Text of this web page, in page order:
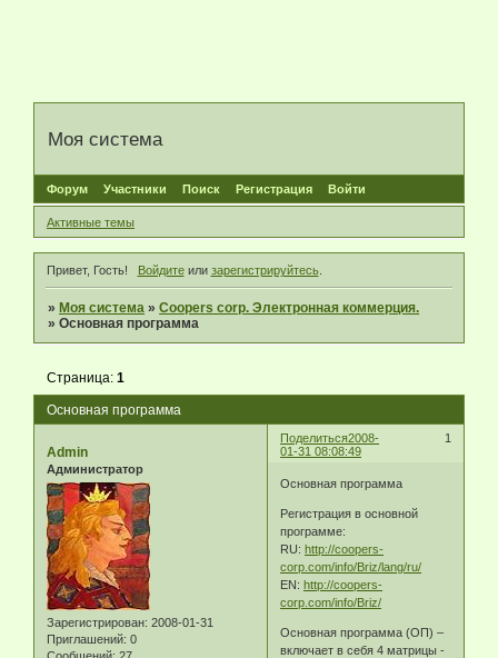
Моя система
Форум Участники Поиск Регистрация Войти
Активные темы
Привет, Гость! Войдитеили зарегистрируйтесь.
» Моя система »Coopers corp. Электронная коммерция.
»Основная программа
Основная программа
Страница:1
Поделиться 1
2008-
01-31 08:08:49
Admin
Администратор
Зарегистрирован: 2008-01-31
Приглашений: 0
Основная программа
Регистрация в основной
программе:
RU:http://coopers-
corp.com/info/Briz/lang/ru/
EN:http://coopers-
corp.com/info/Briz/
Основная программа (ОП) –
включает в себя 4 матрицы -